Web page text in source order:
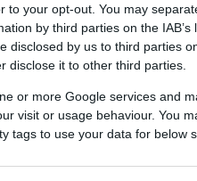
to your opt-out. You may
by third parties on the IAB’s
disclosed by us to third parties
disclose it to other third parties.
or more Google services and
visit or usage behaviour. You
tags to use your data for below